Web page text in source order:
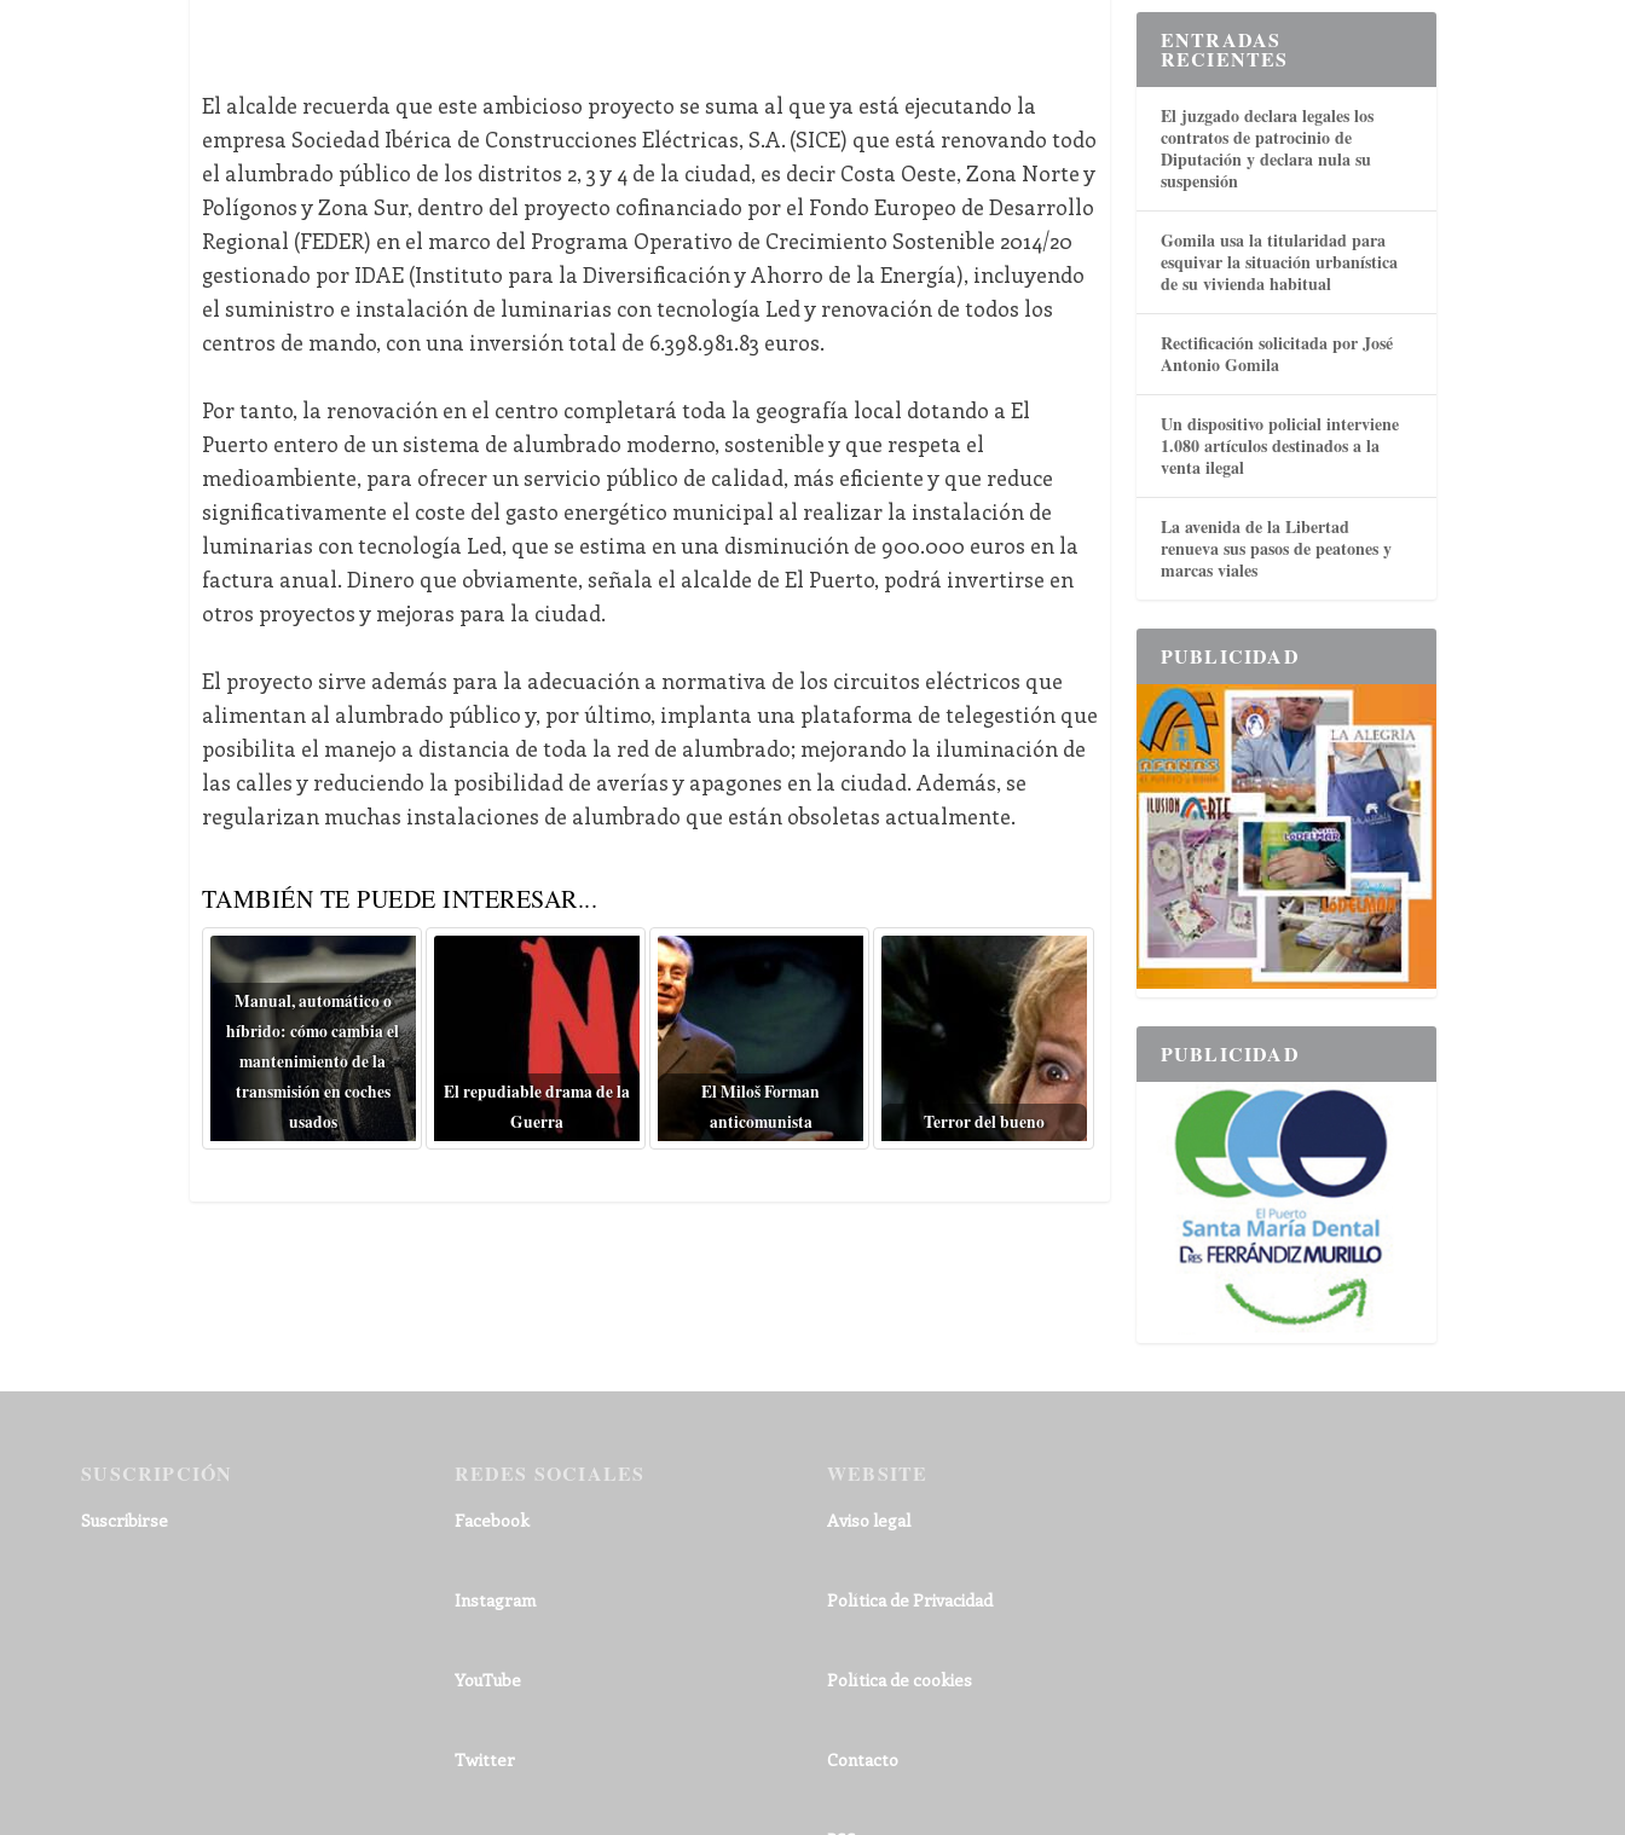
El alcalde recuerda que este ambicioso proyecto se suma al que ya está ejecutando la
empresa Sociedad Ibérica de Construcciones Eléctricas, S.A. (SICE) que está renovando todo
el alumbrado público de los distritos 2, 3 y 4 de la ciudad, es decir Costa Oeste, Zona Norte y
Polígonos y Zona Sur, dentro del proyecto cofinanciado por el Fondo Europeo de Desarrollo
Regional (FEDER) en el marco del Programa Operativo de Crecimiento Sostenible 2014/20
gestionado por IDAE (Instituto para la Diversificación y Ahorro de la Energía), incluyendo
el suministro e instalación de luminarias con tecnología Led y renovación de todos los
centros de mando, con una inversión total de 6.398.981.83 euros.
Por tanto, la renovación en el centro completará toda la geografía local dotando a El
Puerto entero de un sistema de alumbrado moderno, sostenible y que respeta el
medioambiente, para ofrecer un servicio público de calidad, más eficiente y que reduce
significativamente el coste del gasto energético municipal al realizar la instalación de
luminarias con tecnología Led, que se estima en una disminución de 900.000 euros en la
factura anual. Dinero que obviamente, señala el alcalde de El Puerto, podrá invertirse en
otros proyectos y mejoras para la ciudad.
El proyecto sirve además para la adecuación a normativa de los circuitos eléctricos que
alimentan al alumbrado público y, por último, implanta una plataforma de telegestión que
posibilita el manejo a distancia de toda la red de alumbrado; mejorando la iluminación de
las calles y reduciendo la posibilidad de averías y apagones en la ciudad. Además, se
regularizan muchas instalaciones de alumbrado que están obsoletas actualmente.
TAMBIÉN TE PUEDE INTERESAR...
Manual, automático o
híbrido: cómo cambia el
mantenimiento de la
transmisión en coches
usados
El repudiable drama de la
Guerra
El Miloš Forman
anticomunista
Terror del bueno
ENTRADAS
RECIENTES
El juzgado declara legales los
contratos de patrocinio de
Diputación y declara nula su
suspensión
Gomila usa la titularidad para
esquivar la situación urbanística
de su vivienda habitual
Rectificación solicitada por José
Antonio Gomila
Un dispositivo policial interviene
1.080 artículos destinados a la
venta ilegal
La avenida de la Libertad
renueva sus pasos de peatones y
marcas viales
PUBLICIDAD
PUBLICIDAD
SUSCRIPCIÓN
Suscribirse
REDES SOCIALES
Facebook
Instagram
YouTube
Twitter
WEBSITE
Aviso legal
Política de Privacidad
Política de cookies
Contacto